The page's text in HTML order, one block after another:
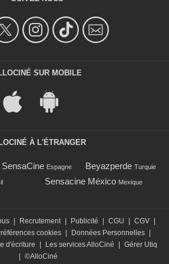
SUR MOBILE
À L'ÉTRANGER
SensaCine Espagne Beyazperde Turquie
Sensacine México Mexique
Recrutement Publicité CGU CGV
cookies Données Personnelles
d'écriture Les services AlloCiné
Gérer Utiq
©AlloCiné